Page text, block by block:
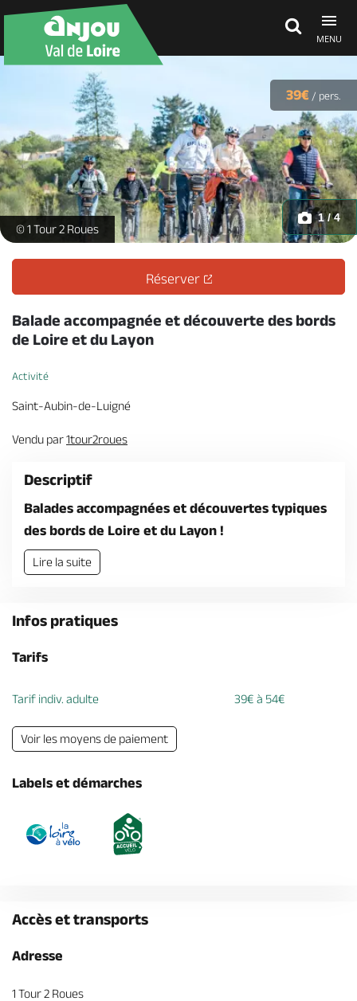
MENU
Découvrir
À voir, à faire
Agenda
Dormir, manger
Séjours, cadeaux
Brochures & Cartes
TDS-L (37) -
© 1 Tour 2 Roues
1 / 4
39€ / pers.
Réserver
Balade accompagnée et découverte des bords
de Loire et du Layon
Activité
Saint-Aubin-de-Luigné
Vendu par1tour2roues
Descriptif
Balades accompagnées et découvertes typiques
des bords de Loire et du Layon !
Lire la suite
Infos pratiques
Tarifs
Tarif indiv. adulte 39€ à 54€
Voir les moyens de paiement
Labels et démarches
Accès et transports
Adresse
1 Tour 2 Roues